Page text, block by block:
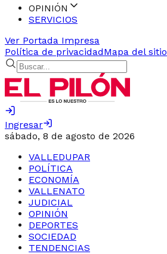
OPINIÓN
SERVICIOS
Ver Portada Impresa
Política de privacidadMapa del sitio
Ingresar
sábado, 8 de agosto de 2026
VALLEDUPAR
POLÍTICA
ECONOMÍA
VALLENATO
JUDICIAL
OPINIÓN
DEPORTES
SOCIEDAD
TENDENCIAS